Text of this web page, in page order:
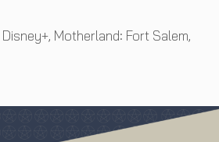
Disney+, Motherland: Fort Salem,